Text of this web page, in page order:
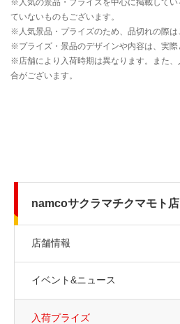
namcoサクラマチクマモト店
店舗情報
イベント&ニュース
入荷プライズ